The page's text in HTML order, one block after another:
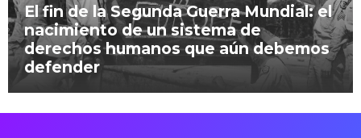
El fin de la Segunda Guerra Mundial: el
nacimiento de un sistema de
derechos humanos que aún debemos
defender